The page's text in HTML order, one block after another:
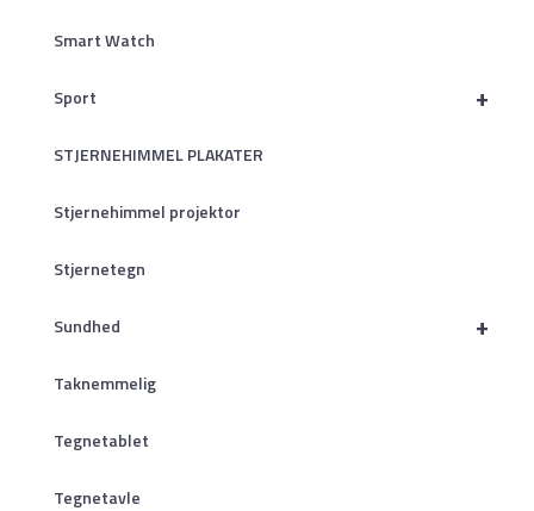
Smart Watch
+
Sport
STJERNEHIMMEL PLAKATER
Stjernehimmel projektor
Stjernetegn
+
Sundhed
Taknemmelig
Tegnetablet
Tegnetavle